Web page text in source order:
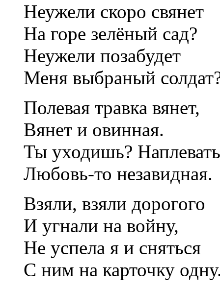
Неужели скоро свянет
На горе зелёный сад?
Неужели позабудет
Меня выбраный
Полевая травка вянет,
Вянет и овинная.
Ты уходишь?
Любовь-то незавидная.
Взяли, взяли дорогого
И угнали на войну,
Не успела я и сняться
С ним на карточку